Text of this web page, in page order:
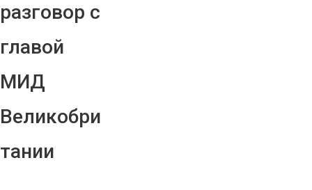
разговор с
главой
МИД
Великобри
тании